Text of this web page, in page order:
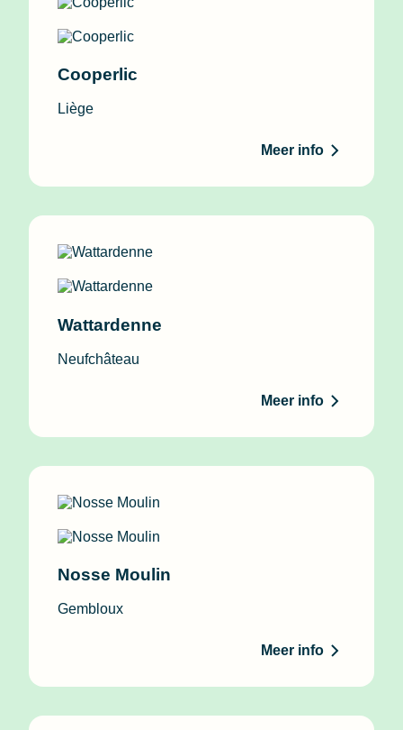
Cooperlic
Liège
Meer info
Wattardenne
Neufchâteau
Meer info
Nosse Moulin
Gembloux
Meer info